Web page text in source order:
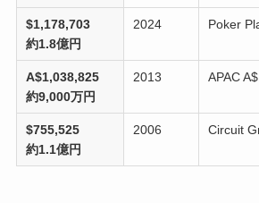
$1,178,703
約1.8億円
2024 Poker
A$1,038,825
約9,000万円
2013 APAC
$755,525
約1.1億円
2006 Circuit